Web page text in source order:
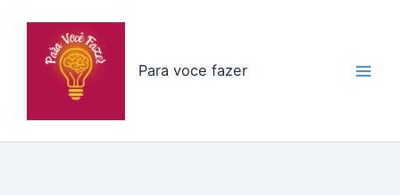
Para voce fazer